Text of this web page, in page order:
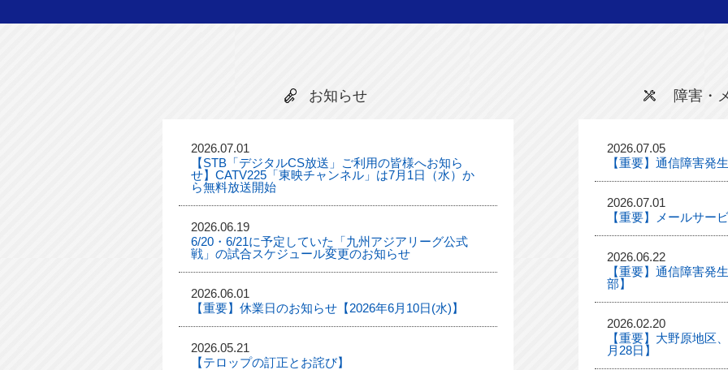
お知らせ
2026.07.01
【STB「デジタルCS放送」ご利用の皆様へお知ら
せ】CATV225「東映チャンネル」は7月1日（水）か
ら無料放送開始
2026.06.19
6/20・6/21に予定していた「九州アジアリーグ公式
戦」の試合スケジュール変更のお知らせ
2026.06.01
【重要】休業日のお知らせ【2026年6月10日(水)】
2026.05.21
【テロップの訂正とお詫び】
障害・
2026.07.05
【重要】通信障害発
2026.07.01
【重要】メールサー
2026.06.22
【重要】通信障害発
部】
2026.02.20
【重要】大野原地区
月28日】